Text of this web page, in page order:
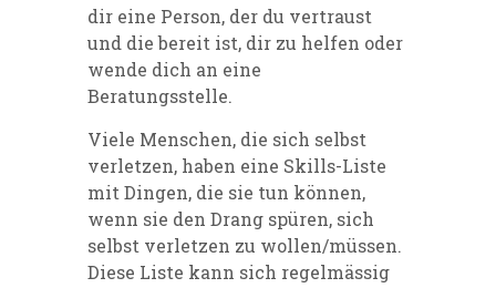
dir eine Person, der du vertraust
und die bereit ist, dir zu helfen oder
wende dich an eine
Beratungsstelle.
Viele Menschen, die sich selbst
verletzen, haben eine Skills-Liste
mit Dingen, die sie tun können,
wenn sie den Drang spüren, sich
selbst verletzen zu wollen/müssen.
Diese Liste kann sich regelmässig